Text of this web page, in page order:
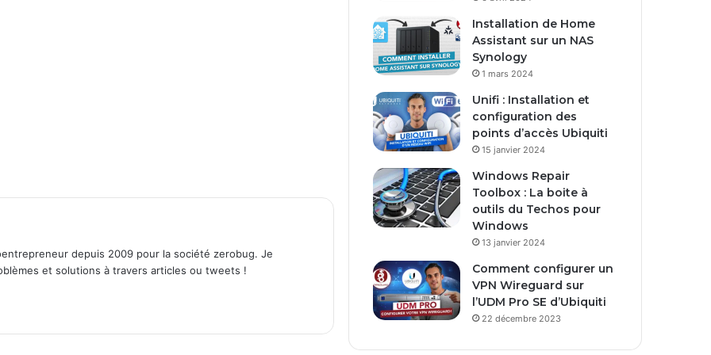
depuis 2009 pour la société zerobug. Je
et solutions à travers articles ou tweets !
e
m
i
l
Installation de Home
Assistant sur un NAS
Synology
1 mars 2024
Unifi : Installation et
configuration des
points d’accès Ubiquiti
15 janvier 2024
Windows Repair
Toolbox : La boite à
outils du Techos pour
Windows
13 janvier 2024
Comment configurer un
VPN Wireguard sur
l’UDM Pro SE d’Ubiquiti
22 décembre 2023